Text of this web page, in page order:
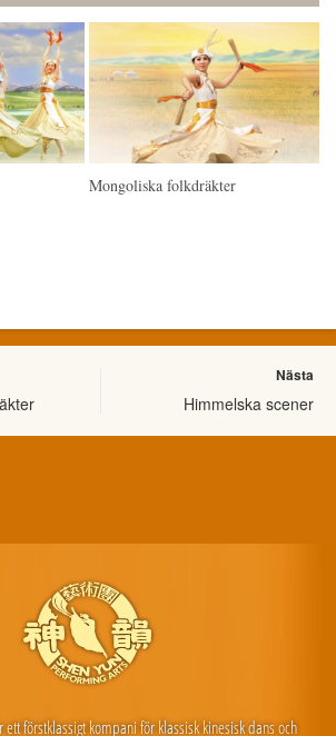
Mongoliska folkdräkter
Nästa
Himmelska scener
ett förstklassigt kompani för klassisk kinesisk dans och